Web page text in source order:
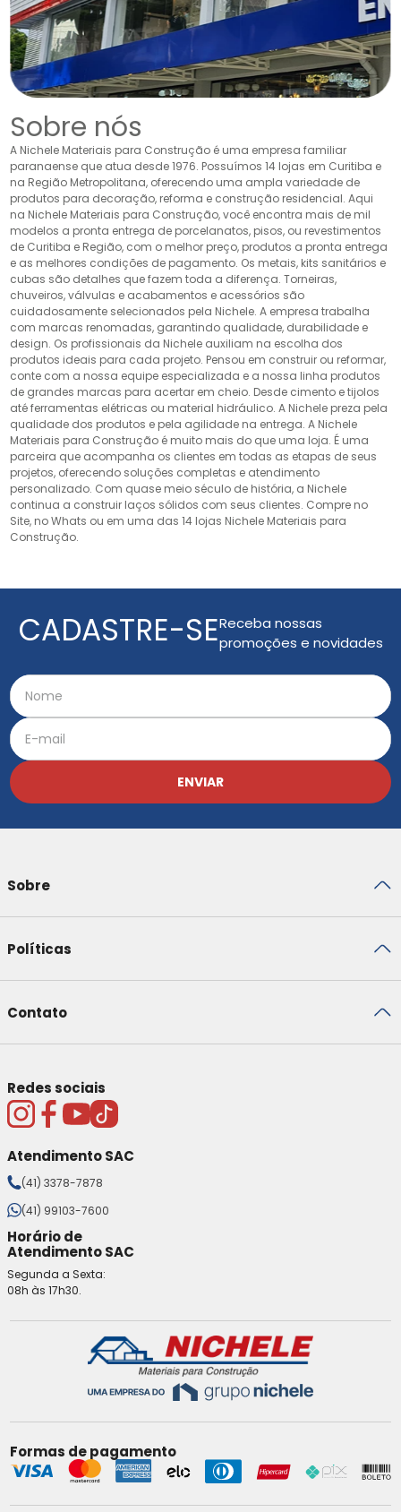
Sobre nós
A Nichele Materiais para Construção é uma empresa familiar
paranaense que atua desde 1976. Possuímos 14 lojas em Curitiba e
na Região Metropolitana, oferecendo uma ampla variedade de
produtos para decoração, reforma e construção residencial. Aqui
na Nichele Materiais para Construção, você encontra mais de mil
modelos a pronta entrega de porcelanatos, pisos, ou revestimentos
de Curitiba e Região, com o melhor preço, produtos a pronta entrega
e as melhores condições de pagamento. Os metais, kits sanitários e
cubas são detalhes que fazem toda a diferença. Torneiras,
chuveiros, válvulas e acabamentos e acessórios são
cuidadosamente selecionados pela Nichele. A empresa trabalha
com marcas renomadas, garantindo qualidade, durabilidade e
design. Os profissionais da Nichele auxiliam na escolha dos
produtos ideais para cada projeto. Pensou em construir ou reformar,
conte com a nossa equipe especializada e a nossa linha produtos
de grandes marcas para acertar em cheio. Desde cimento e tijolos
até ferramentas elétricas ou material hidráulico. A Nichele preza pela
qualidade dos produtos e pela agilidade na entrega. A Nichele
Materiais para Construção é muito mais do que uma loja. É uma
parceira que acompanha os clientes em todas as etapas de seus
projetos, oferecendo soluções completas e atendimento
personalizado. Com quase meio século de história, a Nichele
continua a construir laços sólidos com seus clientes. Compre no
Site, no Whats ou em uma das 14 lojas Nichele Materiais para
Construção.
CADASTRE-SEReceba nossas
promoções e novidades
ENVIAR
Sobre
Políticas
Contato
Redes sociais
Atendimento SAC
(41) 3378-7878
(41) 99103-7600
Horário de
Atendimento SAC
Segunda a Sexta:
08h às 17h30.
Formas de pagamento